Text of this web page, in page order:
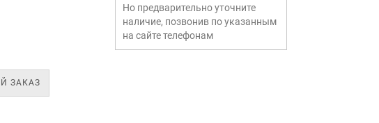
ЗАКАЗ
Но предварительно уточните
наличие, позвонив по указанным
на сайте телефонам